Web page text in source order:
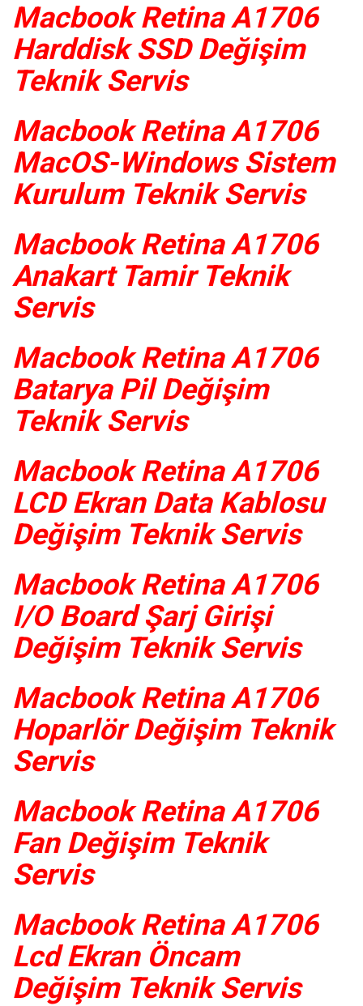
Macbook Retina A1706
Harddisk SSD Değişim
Teknik Servis
Macbook Retina A1706
MacOS-Windows Sistem
Kurulum Teknik Servis
Macbook Retina A1706
Anakart Tamir Teknik
Servis
Macbook Retina A1706
Batarya Pil Değişim
Teknik Servis
Macbook Retina A1706
LCD Ekran Data Kablosu
Değişim Teknik Servis
Macbook Retina A1706
I/O Board Şarj Girişi
Değişim Teknik Servis
Macbook Retina A1706
Hoparlör Değişim Teknik
Servis
Macbook Retina A1706
Fan Değişim Teknik
Servis
Macbook Retina A1706
Lcd Ekran Öncam
Değişim Teknik Servis